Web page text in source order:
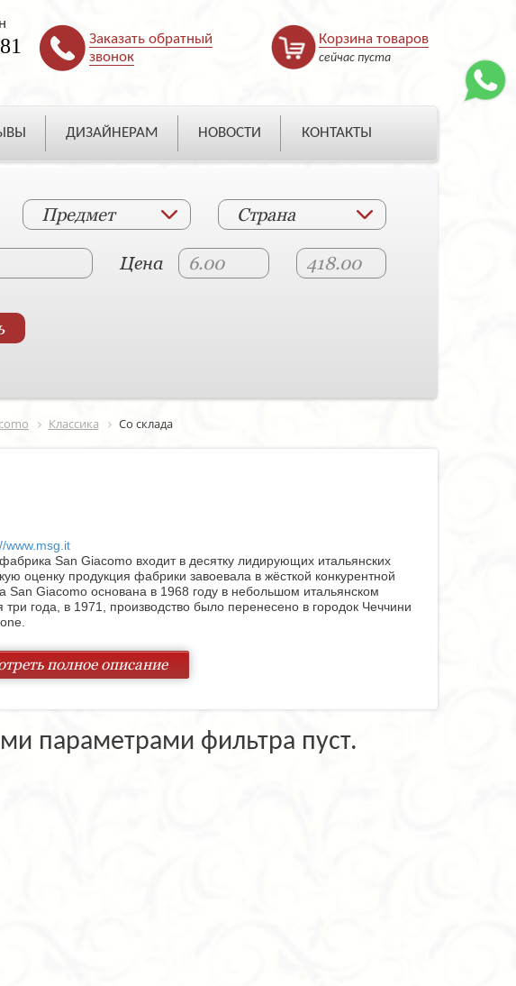
Заказать обратный
звонок
Корзина товаров
сейчас пуста
ДИЗАЙНЕРАМ НОВОСТИ КОНТАКТЫ
Предмет Страна
Цена
Классика Со склада
www.msg.it
San Giacomo входит в десятку лидирующих итальянских
оценку продукция фабрики завоевала в жёсткой конкурентной
San Giacomo основана в 1968 году в небольшом итальянском
три года, в 1971, производство было перенесено в городок Чеччини
главной составляющей высококачественной продукции фабрики.
кухнями, великолепными гостиными, изумительными
от San Giacomo это всегда безупречный вкус, оригинальный
принципу, который позволяет «освежать» обстановку в жилом
На фабрике используются различные материалы, в том
полное описание
параметрами фильтра пуст.